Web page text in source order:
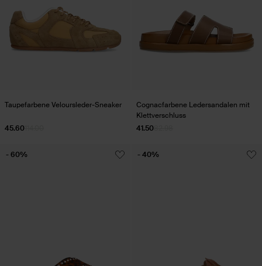
Taupefarbene Veloursleder-Sneaker
45.60
Cognacfarbene Ledersandalen mit
Klettverschluss
41.50
- 60% - 40%